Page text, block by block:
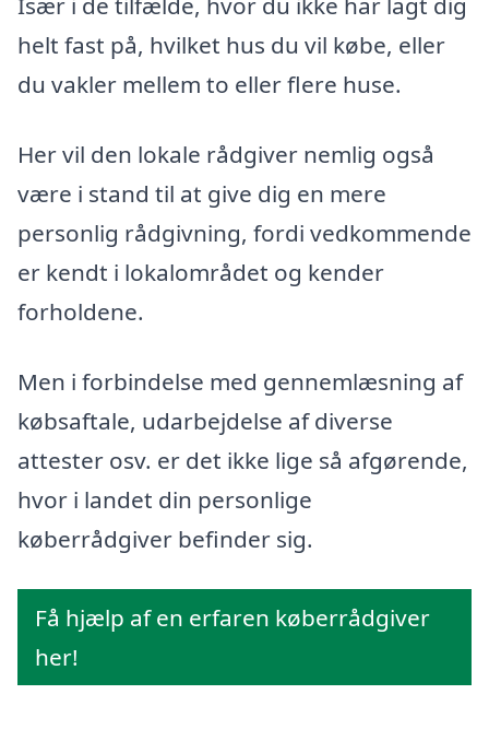
helt fast på, hvilket hus du vil købe, eller
du vakler mellem to eller flere huse.
Her vil den lokale rådgiver nemlig også
være i stand til at give dig en mere
personlig rådgivning, fordi vedkommende
er kendt i lokalområdet og kender
forholdene.
Men i forbindelse med gennemlæsning af
købsaftale, udarbejdelse af diverse
attester osv. er det ikke lige så afgørende,
hvor i landet din personlige
køberrådgiver befinder sig.
Få hjælp af en erfaren køberrådgiver
her!